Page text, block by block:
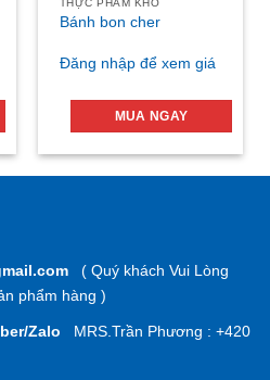
Bánh bon cher
Đăng nhập để xem giá
MUA NGAY
( Quý khách Vui Lòng
phẩm hàng )
Zalo MRS.Trần Phương : +420